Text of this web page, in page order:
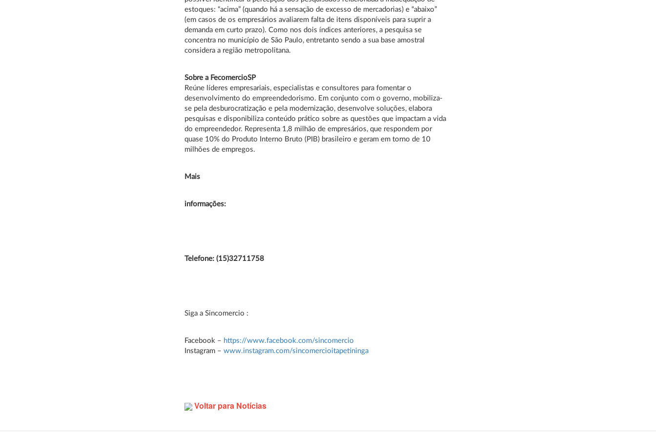
estoques: “acima” (quando há a sensação de excesso de mercadorias) e “abaixo”
(em casos de os empresários avaliarem falta de itens disponíveis para suprir a
demanda em curto prazo). Como nos dois índices anteriores, a pesquisa se
concentra no município de São Paulo, entretanto sendo a sua base amostral
considera a região metropolitana.
Sobre a FecomercioSP
Reúne líderes empresariais, especialistas e consultores para fomentar o
desenvolvimento do empreendedorismo. Em conjunto com o governo, mobiliza-
se pela desburocratização e pela modernização, desenvolve soluções, elabora
pesquisas e disponibiliza conteúdo prático sobre as questões que impactam a vida
do empreendedor. Representa 1,8 milhão de empresários, que respondem por
quase 10% do Produto Interno Bruto (PIB) brasileiro e geram em torno de 10
milhões de empregos.
Mais
informações:
Telefone: (15)32711758
Siga a Sincomercio :
Facebook – https://www.facebook.com/sincomercio
Instagram –www.instagram.com/sincomercioitapetininga
Voltar para Notícias